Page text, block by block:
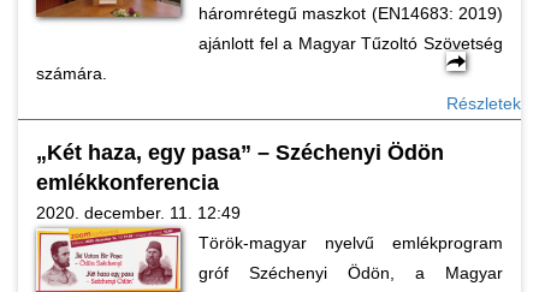
háromrétegű maszkot (EN14683: 2019)
ajánlott fel a Magyar Tűzoltó Szövetség
számára.
Részletek
„Két haza, egy pasa” – Széchenyi Ödön
emlékkonferencia
2020. december. 11. 12:49
Török-magyar nyelvű emlékprogram
gróf Széchenyi Ödön, a Magyar